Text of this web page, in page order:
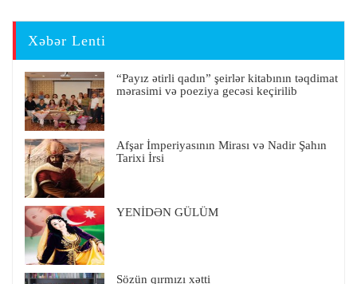
Xəbər Lenti
“Payız ətirli qadın” şeirlər kitabının təqdimat
mərasimi və poeziya gecəsi keçirilib
Afşar İmperiyasının Mirası və Nadir Şahın
Tarixi İrsi
YENİDƏN GÜLÜM
Sözün qırmızı xətti